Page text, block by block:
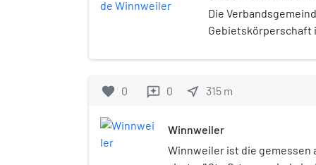
Die
Gebietskörperschaft
gehören 13
namensgebenden
favorite 0 reviews 0 near_me 315 m
Winnweiler
Winnweiler ist die gemessen